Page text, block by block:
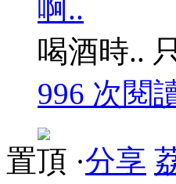
喝酒時..
996 次閱
置頂 ·分享